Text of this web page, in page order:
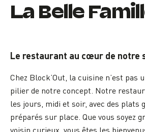
La Belle
Le restaurant au cœur de notre
Chez Block’Out, la cuisine n’est pas
pilier de notre concept. Notre
les jours, midi et soir, avec des plats
préparés sur place. Que vous soyez
voisin curieux, vous êtes les